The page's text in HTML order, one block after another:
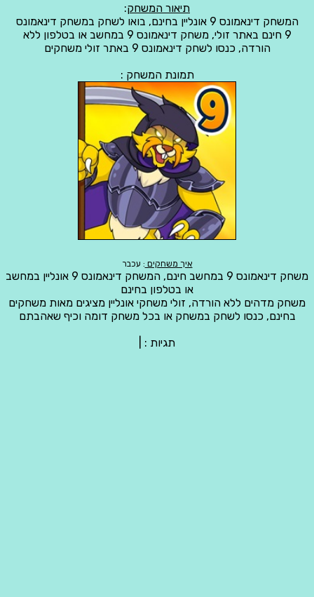
תיאור המשחק:
המשחק דינאמונס 9 אונליין בחינם, בואו לשחק במשחק דינאמונס
9 חינם באתר זולי, משחק דינאמונס 9 במחשב או בטלפון ללא
הורדה, כנסו לשחק דינאמונס 9 באתר זולי משחקים
תמונת המשחק :
איך משחקים : עכבר
משחק דינאמונס 9 במחשב חינם, המשחק דינאמונס 9 אונליין במחשב
או בטלפון בחינם
משחק מדהים ללא הורדה, זולי משחקי אונליין מציגים מאות משחקים
בחינם, כנסו לשחק במשחק או בכל משחק דומה וכיף שאהבתם
תגיות :